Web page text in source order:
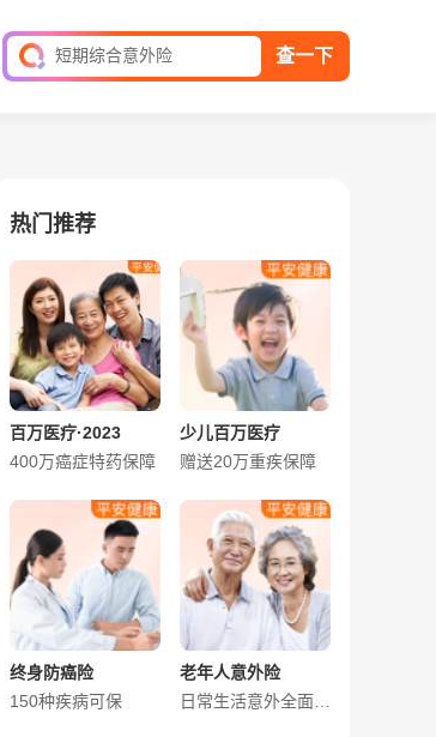
短期综合意外险
查一下
热门推荐
百万医疗·2023
400万癌症特药保障
少儿百万医疗
赠送20万重疾保障
终身防癌险
150种疾病可保
老年人意外险